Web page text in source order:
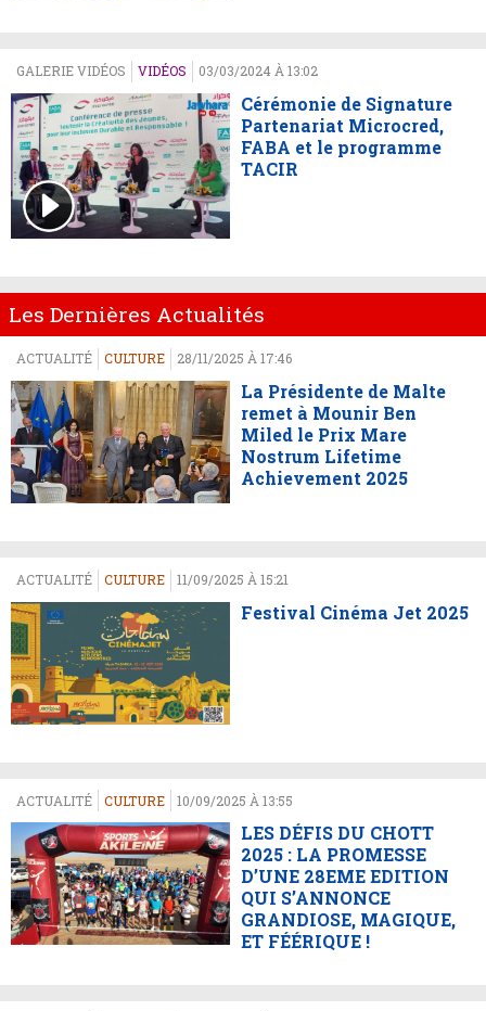
GALERIE VIDÉOS VIDÉOS 03/03/2024 À 13:02
Cérémonie de Signature
Partenariat Microcred,
FABA et le programme
TACIR
Les Dernières Actualités
ACTUALITÉ CULTURE 28/11/2025 À 17:46
La Présidente de Malte
remet à Mounir Ben
Miled le Prix Mare
Nostrum Lifetime
Achievement 2025
ACTUALITÉ CULTURE 11/09/2025 À 15:21
Festival Cinéma Jet 2025
ACTUALITÉ CULTURE 10/09/2025 À 13:55
LES DÉFIS DU CHOTT
2025 : LA PROMESSE
D’UNE 28EME EDITION
QUI S’ANNONCE
GRANDIOSE, MAGIQUE,
ET FÉÉRIQUE !